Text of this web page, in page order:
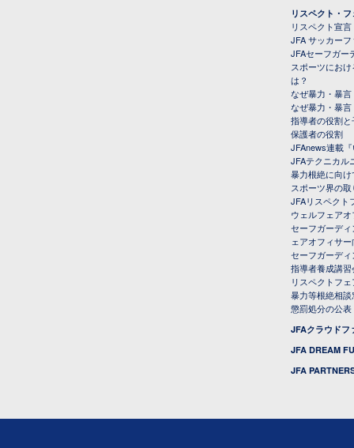
リスペクト・
リスペクト宣言
JFA サッカー
JFAセーフガー
スポーツにお
は？
なぜ暴力・暴
なぜ暴力・暴
指導者の役割
保護者の役割
JFAnews連載
JFAテクニカル
暴力根絶に向け
スポーツ界の
JFAリスペクト
ウェルフェア
セーフガーデ
ェアオフィサ
セーフガーデ
指導者養成講習
リスペクトフ
暴力等根絶相談
懲罰処分の公表
JFAクラウドフ
JFA DREAM
JFA